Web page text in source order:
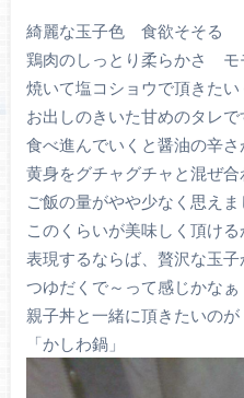
綺麗な玉子色 食欲そそる
鶏肉のしっとり柔らかさ モ
焼いて塩コショウで頂きたい
お出しのきいた甘めのタレで
食べ進んでいくと醤油の辛さ
黄身をグチャグチャと混ぜ合
ご飯の量がやや少なく思えま
このくらいが美味しく頂け
表現するならば、贅沢な玉子
つゆだくで～って感じかなぁ
親子丼と一緒に頂きたいのが
「かしわ鍋」